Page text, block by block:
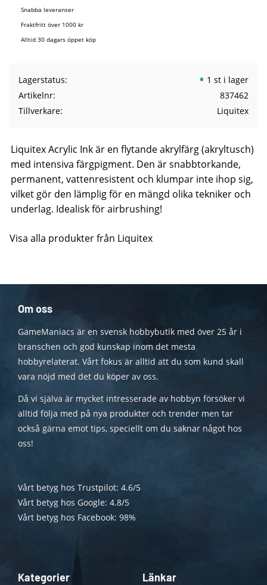
Snabba leveranser
Fraktfritt över 1000 kr
Alltid 30 dagars öppet köp
Lagerstatus
1 st i lager
Artikelnr
837462
Tillverkare
Liquitex
Liquitex Acrylic Ink är en flytande akrylfärg (akryltusch)
med intensiva färgpigment. Den är snabbtorkande,
permanent, vattenresistent och klumpar inte ihop sig,
vilket gör den lämplig för en mängd olika tekniker och
underlag. Idealisk för airbrushing!
Visa alla produkter från Liquitex
Om oss
GameManiacs är en svensk hobbybutik med över 25 år i
branschen och god kunskap inom det mesta
hobbyrelaterat. Vårt fokus är alltid att du som kund skall
vara nöjd med det du köper av oss.
Då vi själva är mycket intresserade av hobbyn försöker vi
alltid följa med på nya produkter och trender men tar
också gärna emot tips, speciellt om du saknar något hos
oss!
Vårt betyg hos Trustpilot: 4.6/5
Vårt betyg hos Google: 4.8/5
Vårt betyg hos Facebook: 98%
Kategorier Länkar